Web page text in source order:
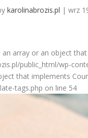
karolinabrozis.pl | wrz
array or an object
public_html/wp-
that implements
tags.php on line 54